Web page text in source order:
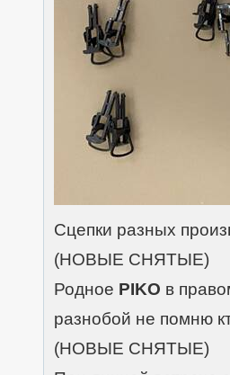
Сцепки разных
(НОВЫЕ СНЯТЫЕ)
Родное PIKO в
разнобой не помню
(НОВЫЕ СНЯТЫЕ)